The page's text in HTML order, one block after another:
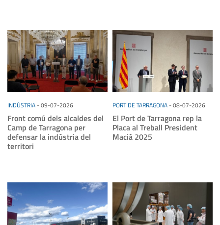
INDÚSTRIA-09-07-2026
Front comú dels alcaldes del
Camp de Tarragona per
defensar la indústria del
territori
PORT DE TARRAGONA-08-07-2026
El Port de Tarragona rep la
Placa al Treball President
Macià 2025